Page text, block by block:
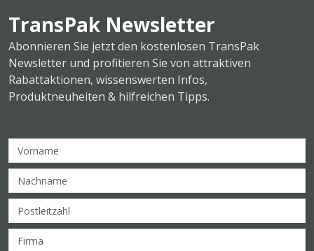
TransPak Newsletter
Abonnieren Sie jetzt den kostenlosen TransPak
Newsletter und profitieren Sie von attraktiven
Rabattaktionen, wissenswerten Infos,
Produktneuheiten & hilfreichen Tipps.